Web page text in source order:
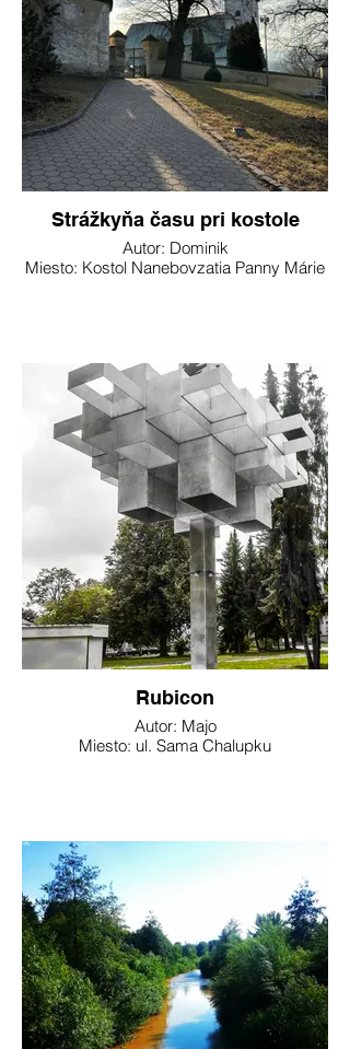
Strážkyňa času pri kostole
Autor: Dominik
Miesto: Kostol Nanebovzatia Panny Márie
Rubicon
Autor: Majo
Miesto: ul. Sama Chalupku